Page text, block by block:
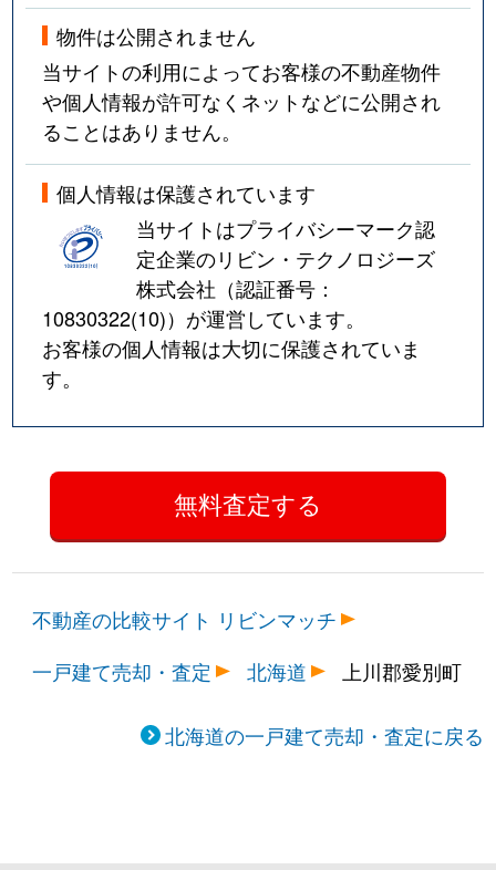
物件は公開されません
当サイトの利用によってお客様の不動産物件
や個人情報が許可なくネットなどに公開され
ることはありません。
個人情報は保護されています
当サイトはプライバシーマーク認
定企業のリビン・テクノロジーズ
株式会社（認証番号：
10830322(10)）が運営しています。
お客様の個人情報は大切に保護されていま
す。
不動産の比較サイト リビンマッチ
一戸建て売却・査定
北海道 上川郡愛別町
北海道の一戸建て売却・査定に戻る